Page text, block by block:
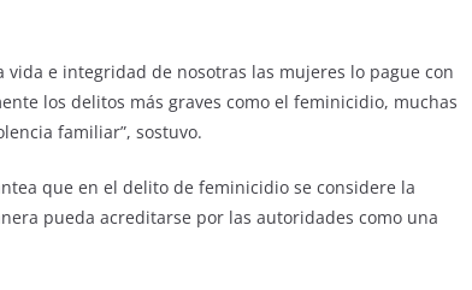
e integridad de nosotras las mujeres lo pague con
los delitos más graves como el feminicidio, muchas
familiar”, sostuvo.
que en el delito de feminicidio se considere la
pueda acreditarse por las autoridades como una